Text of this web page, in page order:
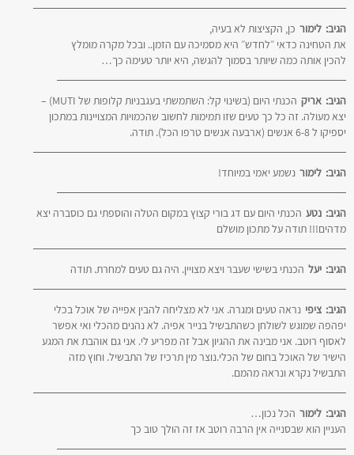
לימור הגיב:
כן, הקציצות לא בעיה,
את הטחינה כדאי ״לחדש״ היא מסמיכה עם הזמן.. ובכל מקרה מומלץ
להכין אותה כמה שיותר בסמוך להגשה, היא יותר טעימה כך…
אריק הגיב:
הכנתי היום (בשינוי קל: השתמשתי בעגבניות קלופות של MUTI) –
יצא מעולה. זה כל כך טעים שזו תמימות לחשוב שהכמויות המצויינות במתכון
יספיקו ל 6-8 אנשים (ארבעה אנשים טרפו הכל). תודה.
לימור הגיב: נשמע יאמי במיוחד!
נטע הגיב:
הכנתי היום עם דג בורי קצוץ במקום הטלה והוספתי גם כוסברה יצא
מדהים!!! תודה על מתכון מושלם
יעל הגיב: הכנתי בשישי שעבר ויצא מצויין. היה גם טעים למחרת. תודה
ציפי הגיב:
נראה טעים ומגרה. אני לא מצליחה להבין אפייה של אוכל בכלי
יפהפה שמוגש לשולחן כשהתבשיל בנייר אפיה. לא נהנים מהכלי ואי אפשר
לאסוף רוטב. אני מבינה את ההגיון אבל זה מפריע לי. אני גם אוהבת את המגע
הישיר של האוכל בחום של הכלי.נוצר מין תרכיז של התבשיל. וחוץ מזה
התבשיל נקרא ונראה מהמם.
לימור הגיב:
הכל נכון…
העניין הוא שבסנייה אין הרבה רוטב אז זה הולך טוב כך